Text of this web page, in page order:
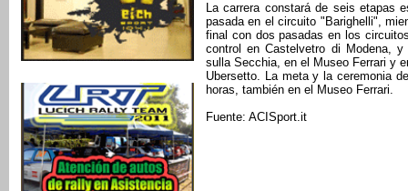
La carrera constará de seis etapas
pasada en el circuito "Barighelli",
final con dos pasadas en los
control en Castelvetro di Modena,
sulla Secchia, en el Museo Ferrari y
Ubersetto. La meta y la ceremonia
horas, también en el Museo Ferrari.
Fuente: ACISport.it